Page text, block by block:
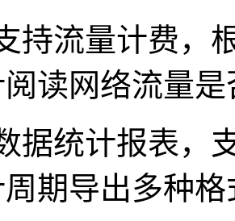
流量计费，根
读网络流量
统计报表，支
期导出多种